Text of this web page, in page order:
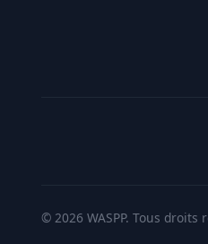
© 2026 WASPP. Tous droits